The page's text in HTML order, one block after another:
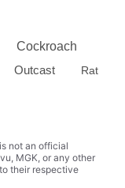
Cockroach
Outcast Rat
not an official
MGK, or any other
their respective